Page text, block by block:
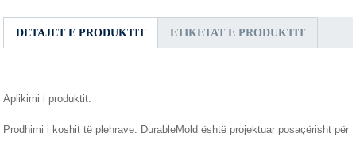
DETAJET E PRODUKTIT ETIKETAT E PRODUKTIT
Aplikimi i produktit:
Prodhimi i koshit të plehrave: DurableMold është projektuar posaçërisht për